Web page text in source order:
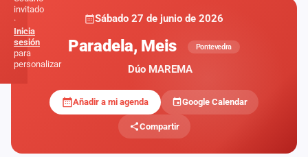
Sábado 27 de junio de 2026
Paradela, Meis Pontevedra
Dúo MAREMA
Añadir a mi agenda Google Calendar
Compartir
invitado
·
Inicia
sesión
para
personalizar